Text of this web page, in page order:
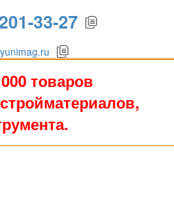
33-27
товаров